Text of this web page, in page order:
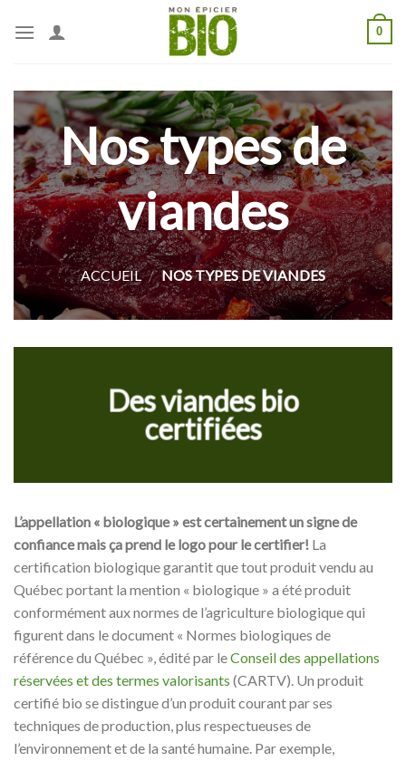
0
Nos types de
viandes
ACCUEIL / NOS TYPES DE VIANDES
Des viandes bio
certifiées
L’appellation « biologique » est certainement un signe de
confiance mais ça prend le logo pour le certifier! La
certification biologique garantit que tout produit vendu au
Québec portant la mention « biologique » a été produit
conformément aux normes de l’agriculture biologique qui
figurent dans le document « Normes biologiques de
référence du Québec », édité par leConseil des appellations
réservées et des termes valorisants (CARTV). Un produit
certifié bio se distingue d’un produit courant par ses
techniques de production, plus respectueuses de
l’environnement et de la santé humaine. Par exemple,